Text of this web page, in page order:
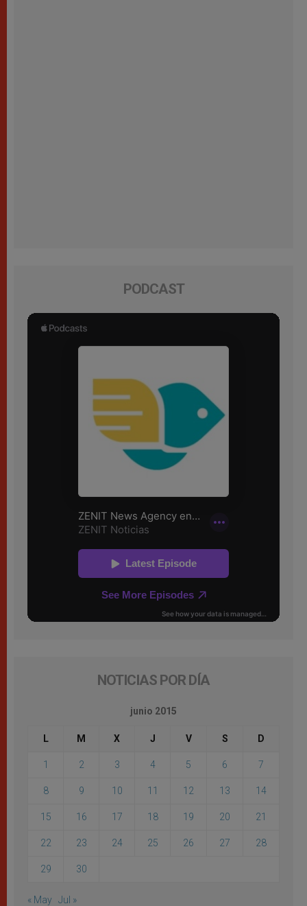
PODCAST
NOTICIAS POR DÍA
junio 2015
L M X J V S D
1 2 3 4 5 6 7
8 9 10 11 12 13 14
15 16 17 18 19 20 21
22 23 24 25 26 27 28
29 30
« May Jul »